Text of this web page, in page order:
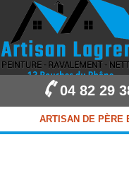
04 82 29
ARTISAN DE PÈRE